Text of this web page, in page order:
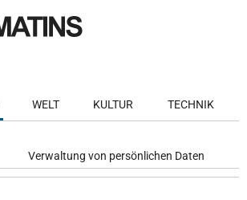
WELT KULTUR TECHNIK
Verwaltung von persönlichen Daten